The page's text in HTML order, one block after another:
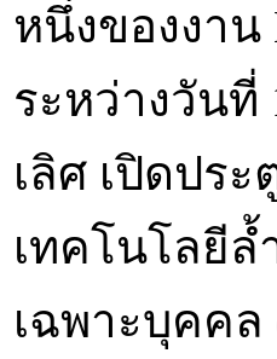
หนึ่งของงาน
ระหว่างวันที่
เลิศ เปิดปร
เทคโนโลยีล้
เฉพาะบุคคล